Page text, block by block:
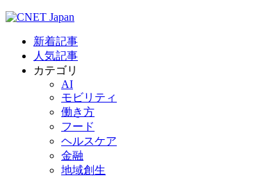
新着記事
人気記事
カテゴリ
AI
モビリティ
働き方
フード
ヘルスケア
金融
地域創生